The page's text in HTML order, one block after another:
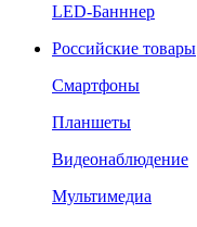
LED-Банннер
Российские товары
Смартфоны
Планшеты
Видеонаблюдение
Мультимедиа